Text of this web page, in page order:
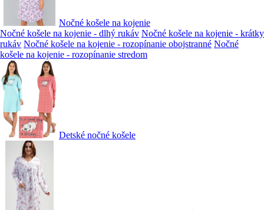
Nočné košele na kojenie
Nočné košele na kojenie - dlhý rukáv Nočné košele na kojenie - krátky
rukáv Nočné košele na kojenie - rozopínanie obojstranné Nočné
košele na kojenie - rozopínanie stredom
Detské nočné košele